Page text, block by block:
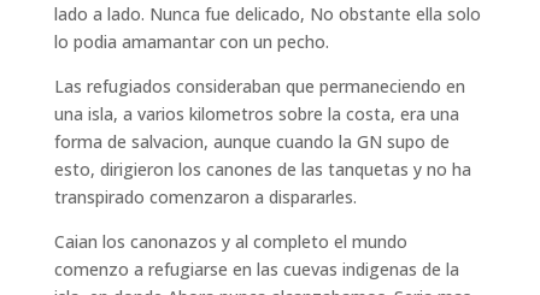
lado a lado. Nunca fue delicado, No obstante ella solo
lo podia amamantar con un pecho.
Las refugiados consideraban que permaneciendo en
una isla, a varios kilometros sobre la costa, era una
forma de salvacion, aunque cuando la GN supo de
esto, dirigieron los canones de las tanquetas y no ha
transpirado comenzaron a dispararles.
Caian los canonazos y al completo el mundo
comenzo a refugiarse en las cuevas indigenas de la